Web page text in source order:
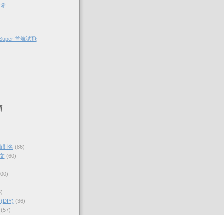
首航試飛
則名 (86)
(60)
(36)
(57)